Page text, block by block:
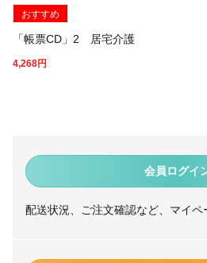
会員ログイ
配送状況、ご注文確認など、マイペ
おすすめ
「帳票CD」2 居宅介護
4,268円